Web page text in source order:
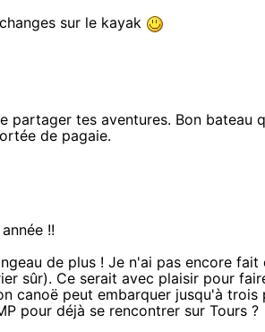
sur le kayak
partager tes aventures. Bon bateau
de pagaie.
!!
de plus ! Je n'ai pas encore
sûr). Ce serait avec plaisir pour
canoë peut embarquer jusqu'à
pour déjà se rencontrer sur Tours ?